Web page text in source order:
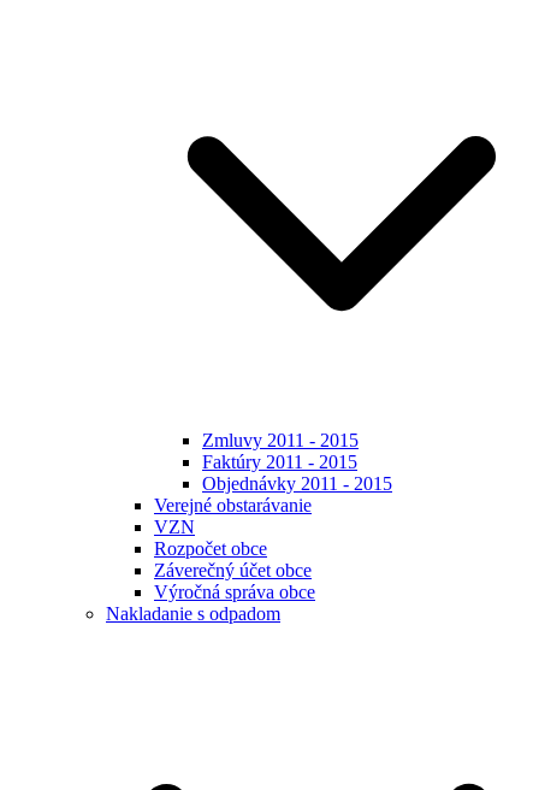
Zmluvy 2011 - 2015
Faktúry 2011 - 2015
Objednávky 2011 - 2015
Verejné obstarávanie
VZN
Rozpočet obce
Záverečný účet obce
Výročná správa obce
Nakladanie s odpadom